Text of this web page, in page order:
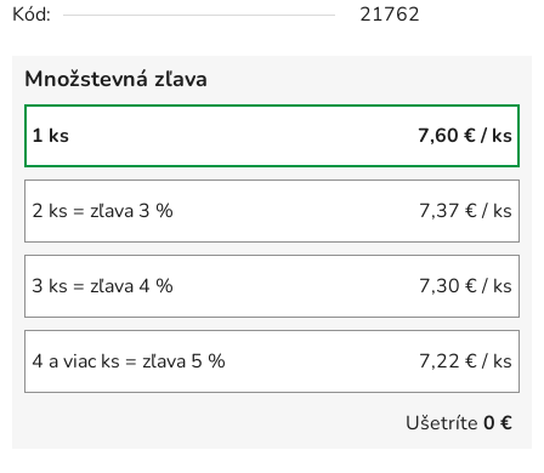
Kód:
21762
Množstevná zľava
1 ks 7,60 €/ ks
2 ks = zľava 3 % 7,37 €/ ks
3 ks = zľava 4 % 7,30 €/ ks
4 a viac ks = zľava 5 % 7,22 €/ ks
Ušetríte 0 €